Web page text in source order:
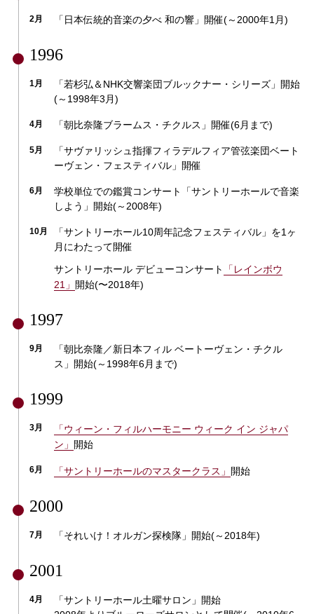
2月 「日本伝統的音楽の夕べ 和の響」開催(～2000年1月)
1996
1月
「若杉弘＆NHK交響楽団ブルックナー・シリーズ」開始
(～1998年3月)
4月 「朝比奈隆ブラームス・チクルス」開催(6月まで)
5月
「サヴァリッシュ指揮フィラデルフィア管弦楽団ベート
ーヴェン・フェスティバル」開催
6月
学校単位での鑑賞コンサート「サントリーホールで音楽
しよう」開始(～2008年)
10月
「サントリーホール10周年記念フェスティバル」を1ヶ
月にわたって開催
サントリーホール デビューコンサート
「レインボウ
21」 開始(〜2018年)
1997
9月
「朝比奈隆／新日本フィル ベートーヴェン・チクル
ス」開始(～1998年6月まで)
1999
3月
「ウィーン・フィルハーモニー ウィーク イン ジャパ
ン」 開始
6月 「サントリーホールのマスタークラス」 開始
2000
7月 「それいけ！オルガン探検隊」開始(～2018年)
2001
4月
「サントリーホール土曜サロン」開始